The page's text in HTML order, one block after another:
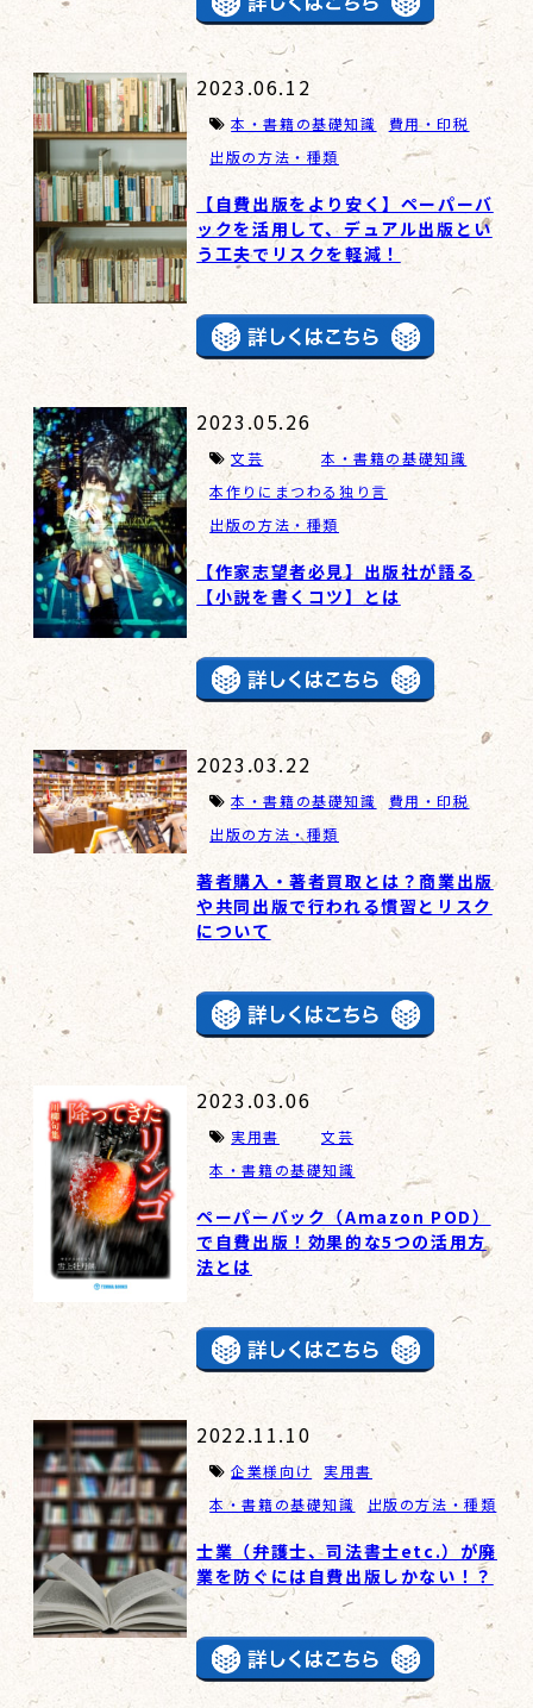
2023.06.12
本・書籍の基礎知識
費用・印税
出版の方法・種類
【自費出版をより安く】ペーパーバ
ックを活用して、デュアル出版とい
う工夫でリスクを軽減！
2023.05.26
文芸
本・書籍の基礎知識
本作りにまつわる独り言
出版の方法・種類
【作家志望者必見】出版社が語る
【小説を書くコツ】とは
2023.03.22
本・書籍の基礎知識
費用・印税
出版の方法・種類
著者購入・著者買取とは？商業出版
や共同出版で行われる慣習とリスク
について
2023.03.06
実用書
文芸
本・書籍の基礎知識
ペーパーバック（Amazon POD）
で自費出版！効果的な5つの活用方
法とは
2022.11.10
企業様向け
実用書
本・書籍の基礎知識
出版の方法・種類
士業（弁護士、司法書士etc.）が廃
業を防ぐには自費出版しかない！？